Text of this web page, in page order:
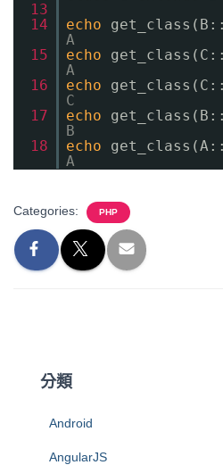
13
14
echo
A
15
echo
A
16
echo
C
17
echo
B
18
echo
A
Categories: PHP
分類
Android
AngularJS